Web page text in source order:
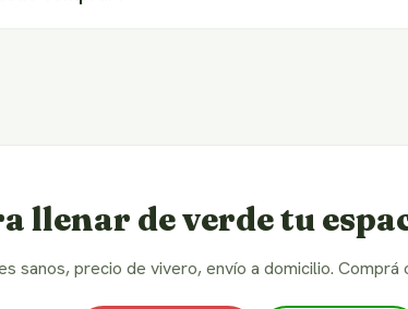
llenar de verde tu
sanos, precio de vivero, envío a domicilio. Comprá